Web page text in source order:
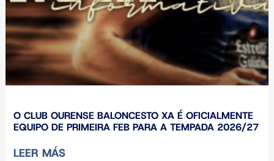
O CLUB OURENSE BALONCESTO XA É OFICIALMENTE
EQUIPO DE PRIMEIRA FEB PARA A TEMPADA 2026/27
LEER MÁS